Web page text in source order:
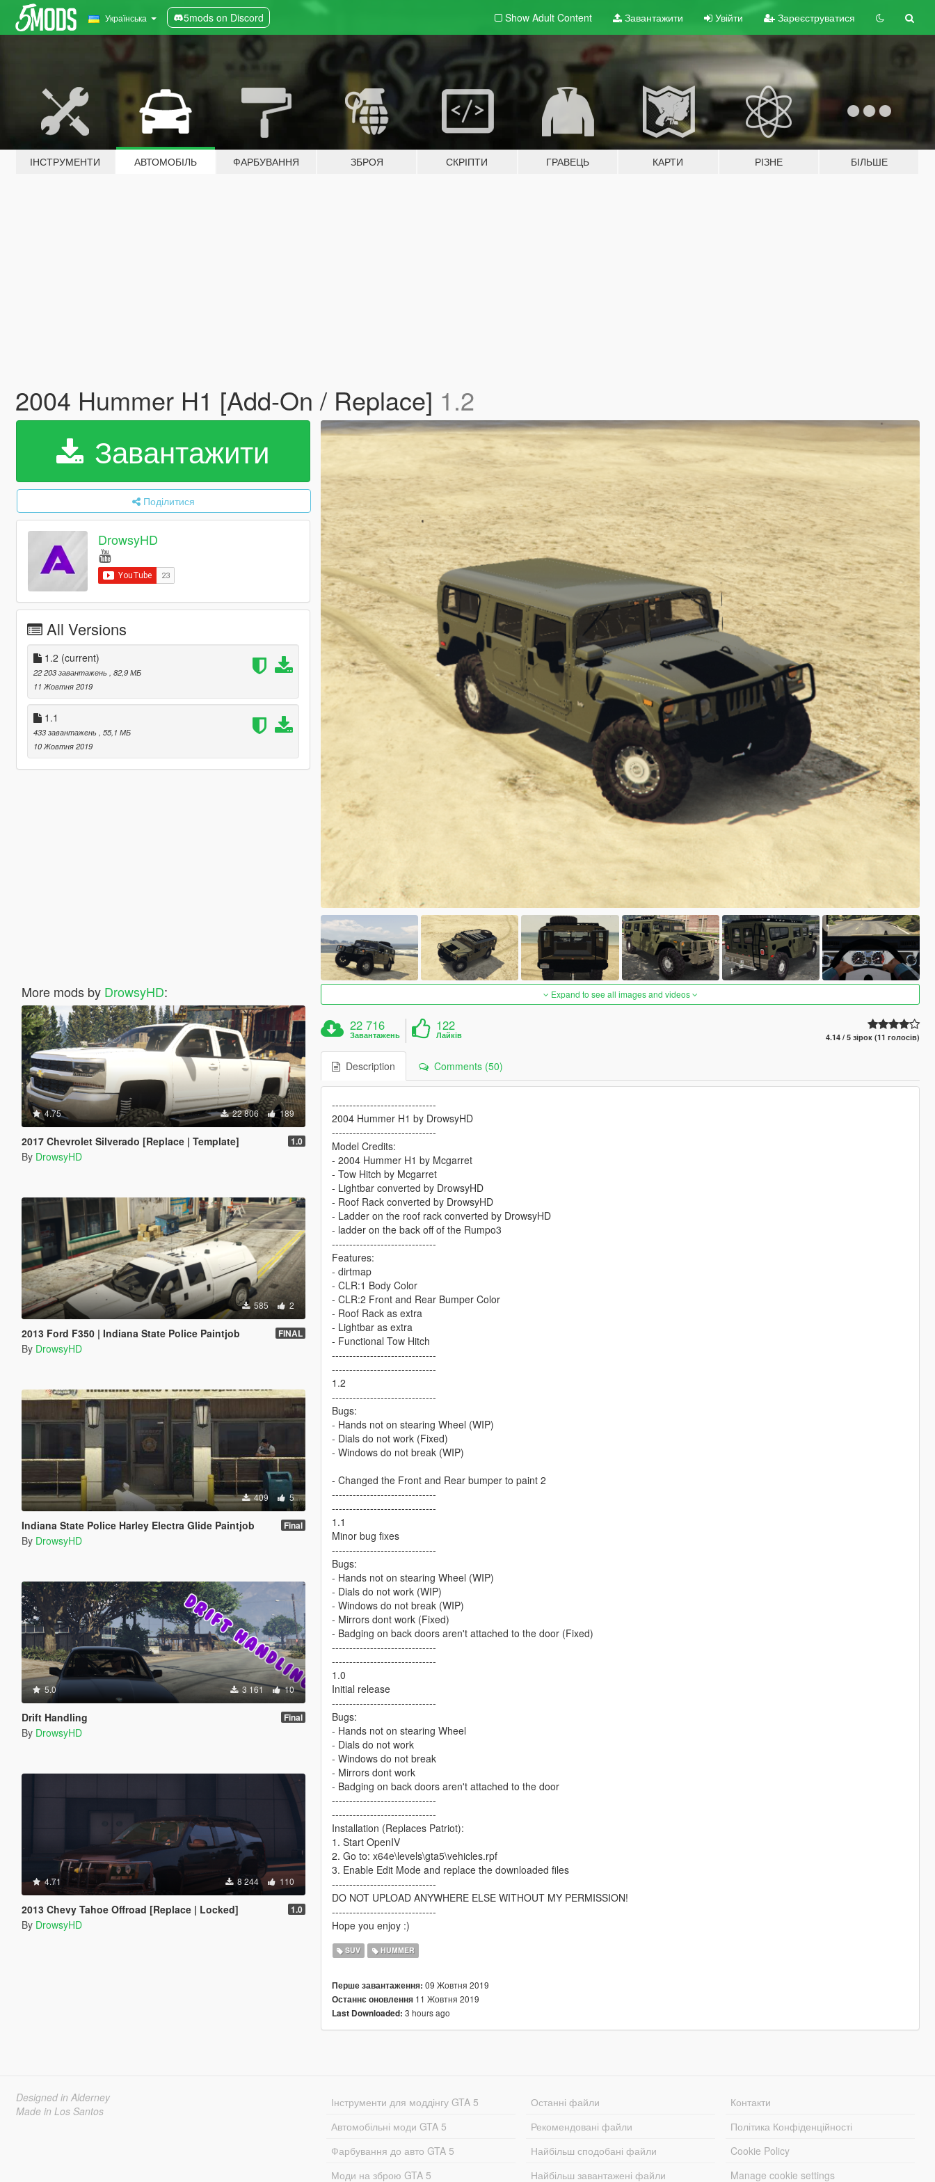
Українська 5mods on Discord Show Adult Content Завантажити Увійти Зареєструватися
ІНСТРУМЕНТИ АВТОМОБІЛЬ ФАРБУВАННЯ ЗБРОЯ СКРІПТИ ГРАВЕЦЬ КАРТИ РІЗНЕ БІЛЬШЕ
2004 Hummer H1 [Add-On / Replace] 1.2
Завантажити
Поділитися
DrowsyHD
All Versions
1.2 (current)
22 203 завантажень
, 82,9 МБ
11 Жовтня 2019
1.1
433 завантажень
, 55,1 МБ
10 Жовтня 2019
More mods by DrowsyHD:
4.75 22 806 189
2017 Chevrolet Silverado [Replace | Template] 1.0
By DrowsyHD
585 2
2013 Ford F350 | Indiana State Police Paintjob FINAL
By DrowsyHD
409 5
Indiana State Police Harley Electra Glide Paintjob Final
By DrowsyHD
5.0 3 161 10
Drift Handling Final
By DrowsyHD
4.71 8 244 110
2013 Chevy Tahoe Offroad [Replace | Locked] 1.0
By DrowsyHD
Expand to see all images and videos
22 716
Завантажень
122
Лайків 4.14 / 5 зірок (11 голосів)
Description Comments (50)
------------------------------
2004 Hummer H1 by DrowsyHD
------------------------------
Model Credits:
- 2004 Hummer H1 by Mcgarret
- Tow Hitch by Mcgarret
- Lightbar converted by DrowsyHD
- Roof Rack converted by DrowsyHD
- Ladder on the roof rack converted by DrowsyHD
- ladder on the back off of the Rumpo3
------------------------------
Features:
- dirtmap
- CLR:1 Body Color
- CLR:2 Front and Rear Bumper Color
- Roof Rack as extra
- Lightbar as extra
- Functional Tow Hitch
------------------------------
------------------------------
1.2
------------------------------
Bugs:
- Hands not on stearing Wheel (WIP)
- Dials do not work (Fixed)
- Windows do not break (WIP)
- Changed the Front and Rear bumper to paint 2
------------------------------
------------------------------
1.1
Minor bug fixes
------------------------------
Bugs:
- Hands not on stearing Wheel (WIP)
- Dials do not work (WIP)
- Windows do not break (WIP)
- Mirrors dont work (Fixed)
- Badging on back doors aren't attached to the door (Fixed)
------------------------------
------------------------------
1.0
Initial release
------------------------------
Bugs:
- Hands not on stearing Wheel
- Dials do not work
- Windows do not break
- Mirrors dont work
- Badging on back doors aren't attached to the door
------------------------------
------------------------------
Installation (Replaces Patriot):
1. Start OpenIV
2. Go to: x64e\levels\gta5\vehicles.rpf
3. Enable Edit Mode and replace the downloaded files
------------------------------
DO NOT UPLOAD ANYWHERE ELSE WITHOUT MY PERMISSION!
------------------------------
Hope you enjoy :)
SUV HUMMER
Перше завантаження: 09 Жовтня 2019
Останнє оновлення11 Жовтня 2019
Last Downloaded: 3 hours ago
Designed in Alderney
Made in Los Santos
Інструменти для моддінгу GTA 5
Автомобільні моди GTA 5
Фарбування до авто GTA 5
Моди на зброю GTA 5
Останні файли
Рекомендовані файли
Найбільш сподобані файли
Найбільш завантажені файли
Контакти
Політика Конфіденційності
Cookie Policy
Manage cookie settings